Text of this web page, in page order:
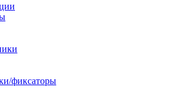
фиксаторы